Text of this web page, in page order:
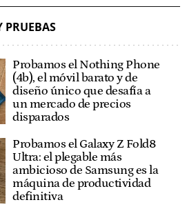
PRUEBAS
Probamos el Nothing Phone
(4b), el móvil barato y de
diseño único que desafía a
un mercado de precios
disparados
Probamos el Galaxy Z Fold8
Ultra: el plegable más
ambicioso de Samsung es la
máquina de productividad
definitiva